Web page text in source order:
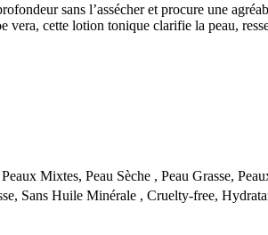
sans l’assécher et procure une
vera, cette lotion tonique clarifie la peau,
Mixtes, Peau Sèche , Peau Grasse,
Sans Huile Minérale , Cruelty-free,